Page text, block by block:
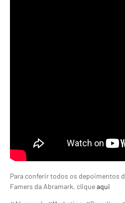
Para conferir todos os depoimentos
Famers da Abramark, cliqueaqui